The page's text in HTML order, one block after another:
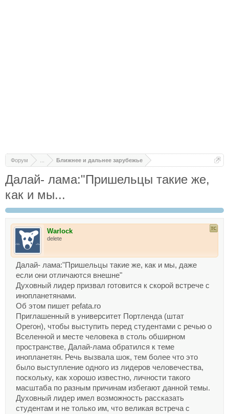
Форум Ближнее и дальнее зарубежье
Далай- лама:"Пришельцы такие же,
как и мы...
Warlock
delete
Далай- лама:"Пришельцы такие же, как и мы, даже
если они отличаются внешне"
Духовный лидер призвал готовится к скорой встрече с
инопланетянами.
Об этом пишет pefata.ro
Приглашенный в университет Портленда (штат
Орегон), чтобы выступить перед студентами с речью о
Вселенной и месте человека в столь обширном
пространстве, Далай-лама обратился к теме
инопланетян. Речь вызвала шок, тем более что это
было выступление одного из лидеров человечества,
поскольку, как хорошо известно, личности такого
масштаба по разным причинам избегают данной темы.
Духовный лидер имел возможность рассказать
студентам и не только им, что великая встреча с